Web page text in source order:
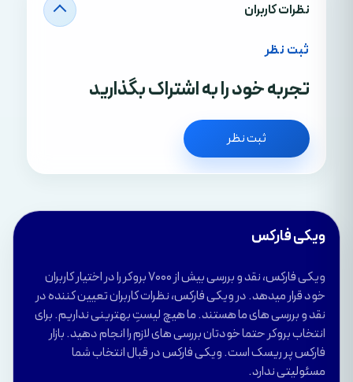
نظرات کاربران
ثبت نظر
تجربه خود را به اشتراک بگذارید
ثبت نظر
ویکی فارکس
ویکی فارکس، نقد و بررسی بیش از 7000 بروکر را در اختیار کاربران
خود قرار میدهد. در ویکی فارکس، نظرات کاربران تعیین کننده در
نقد و بررسی های ما هستند. ما هیچ لیستِ بهترینی نداریم. برای
انتخاب بروکر حتما خودتان بررسی های لازم را انجام دهید. بازار
فارکس پر ریسک است. ویکی فارکس در قبال انتخاب شما
مسئولیتی ندارد.